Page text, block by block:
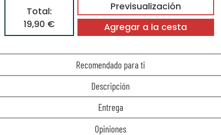
Previsualización
Total:
19,90 €
Agregar a la cesta
Recomendado para ti
Descripción
Entrega
Opiniones